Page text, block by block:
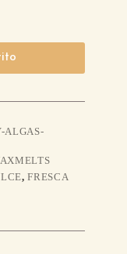
ALGAS-
,FRESCA